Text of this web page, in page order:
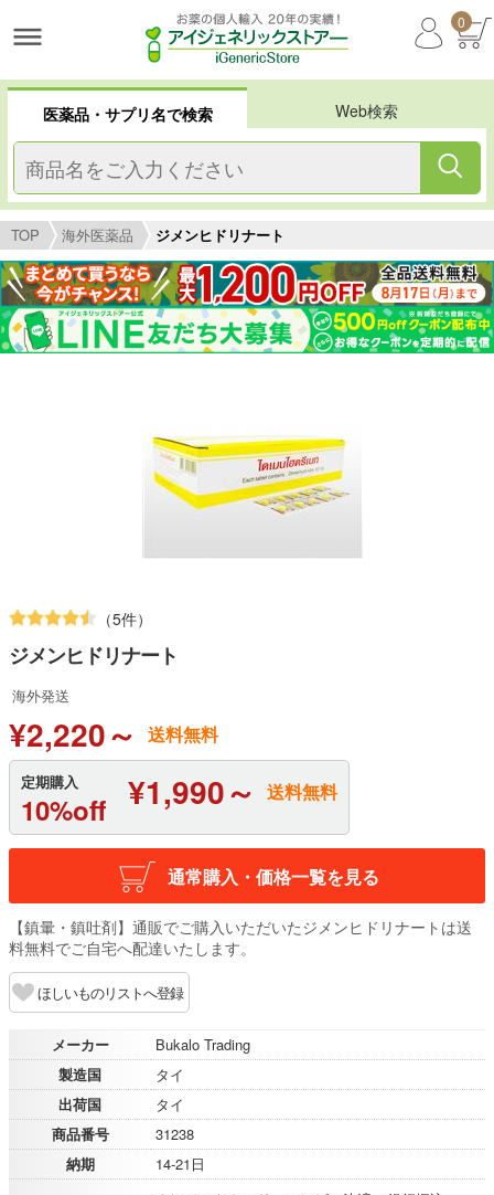
0
医薬品・サプリ名で検索 Web検索
TOP 海外医薬品 ジメンヒドリナート
（5件）
ジメンヒドリナート
海外発送
¥2,220～ 送料無料
定期購入
10%off ¥1,990～ 送料無料
通常購入・価格一覧を見る
【鎮暈・鎮吐剤】通販でご購入いただいたジメンヒドリナートは送
料無料でご自宅へ配達いたします。
ほしいものリストへ登録
メーカー
Bukalo Trading
製造国
タイ
出荷国
タイ
商品番号
31238
納期
14-21日